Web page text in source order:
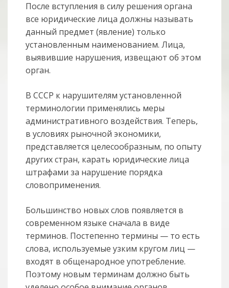
После вступления в силу решения органа
все юридические лица должны называть
данный предмет (явление) только
установленным наименованием. Лица,
выявившие нарушения, извещают об этом
орган.
В СССР к нарушителям установленной
терминологии применялись меры
административного воздействия. Теперь,
в условиях рыночной экономики,
представляется целесообразным, по опыту
других стран, карать юридические лица
штрафами за нарушение порядка
словоприменения.
Большинство новых слов появляется в
современном языке сначала в виде
терминов. Постепенно термины — то есть
слова, используемые узким кругом лиц —
входят в общенародное употребление.
Поэтому новым терминам должно быть